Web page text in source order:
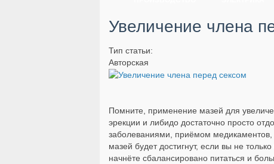
Увеличение члена
Тип статьи:
Авторская
Помните, применение мазей для
эрекции и либидо достаточно просто
заболеваниями, приёмом
мазей будет достигнут, если вы не
начнёте сбалансировано питаться и